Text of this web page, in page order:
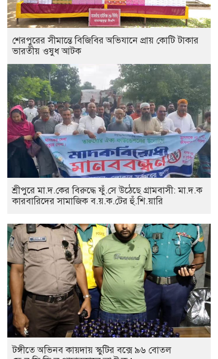
শেরপুরের সীমান্তে বিজিবির অভিযানে প্রায় কোটি টাকার
ভারতীয় ওষুধ আটক
শ্রীপুরে মা.দ.কের বিরুদ্ধে ফুঁ.সে উঠেছে গ্রামবাসী: মা.দ.ক
কারবারিদের সামাজিক ব.য়.ক.টের হুঁ.শি.য়ারি
টঙ্গীতে অভিনব কায়দায় স্কুটির বক্সে ৯৬ বোতল